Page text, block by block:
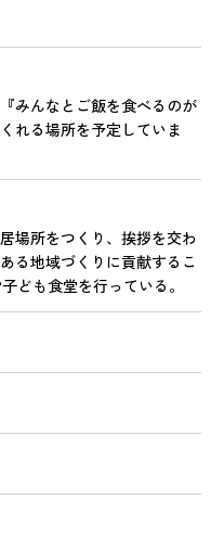
みんなとご飯を食べるのが
れる場所を予定していま
場所をつくり、挨拶を交わ
る地域づくりに貢献するこ
ども食堂を行っている。